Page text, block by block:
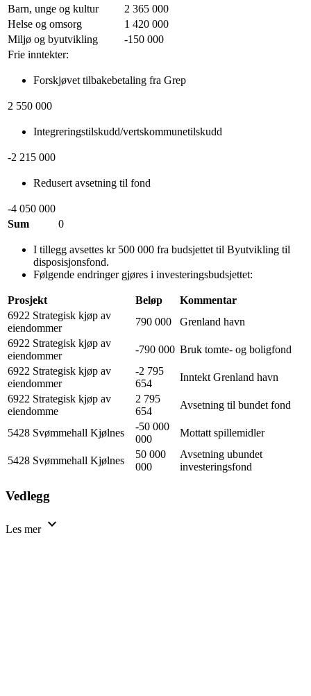
Barn, unge og kultur
2 365 000
Helse og omsorg
1 420 000
Miljø og byutvikling
-150 000
Frie inntekter:
Forskjøvet tilbakebetaling fra Grep
2 550 000
Integreringstilskudd/vertskommunetilskudd
-2 215 000
Redusert avsetning til fond
-4 050 000
Sum
0
I tillegg avsettes kr 500 000 fra budsjettet til Byutvikling til
disposisjonsfond.
Følgende endringer gjøres i investeringsbudsjettet:
Prosjekt Beløp
Kommentar
6922 Strategisk kjøp av
eiendommer
790 000
Grenland havn
6922 Strategisk kjøp av
eiendommer
-790 000 Bruk tomte- og boligfond
6922 Strategisk kjøp av
eiendommer
-2 795
654
Inntekt Grenland havn
6922 Strategisk kjøp av
eiendomme
2 795
654
Avsetning til bundet fond
5428 Svømmehall Kjølnes
-50 000
000
Mottatt spillemidler
5428 Svømmehall Kjølnes
50 000
000
Avsetning ubundet
investeringsfond
Vedlegg
Les mer expand_more